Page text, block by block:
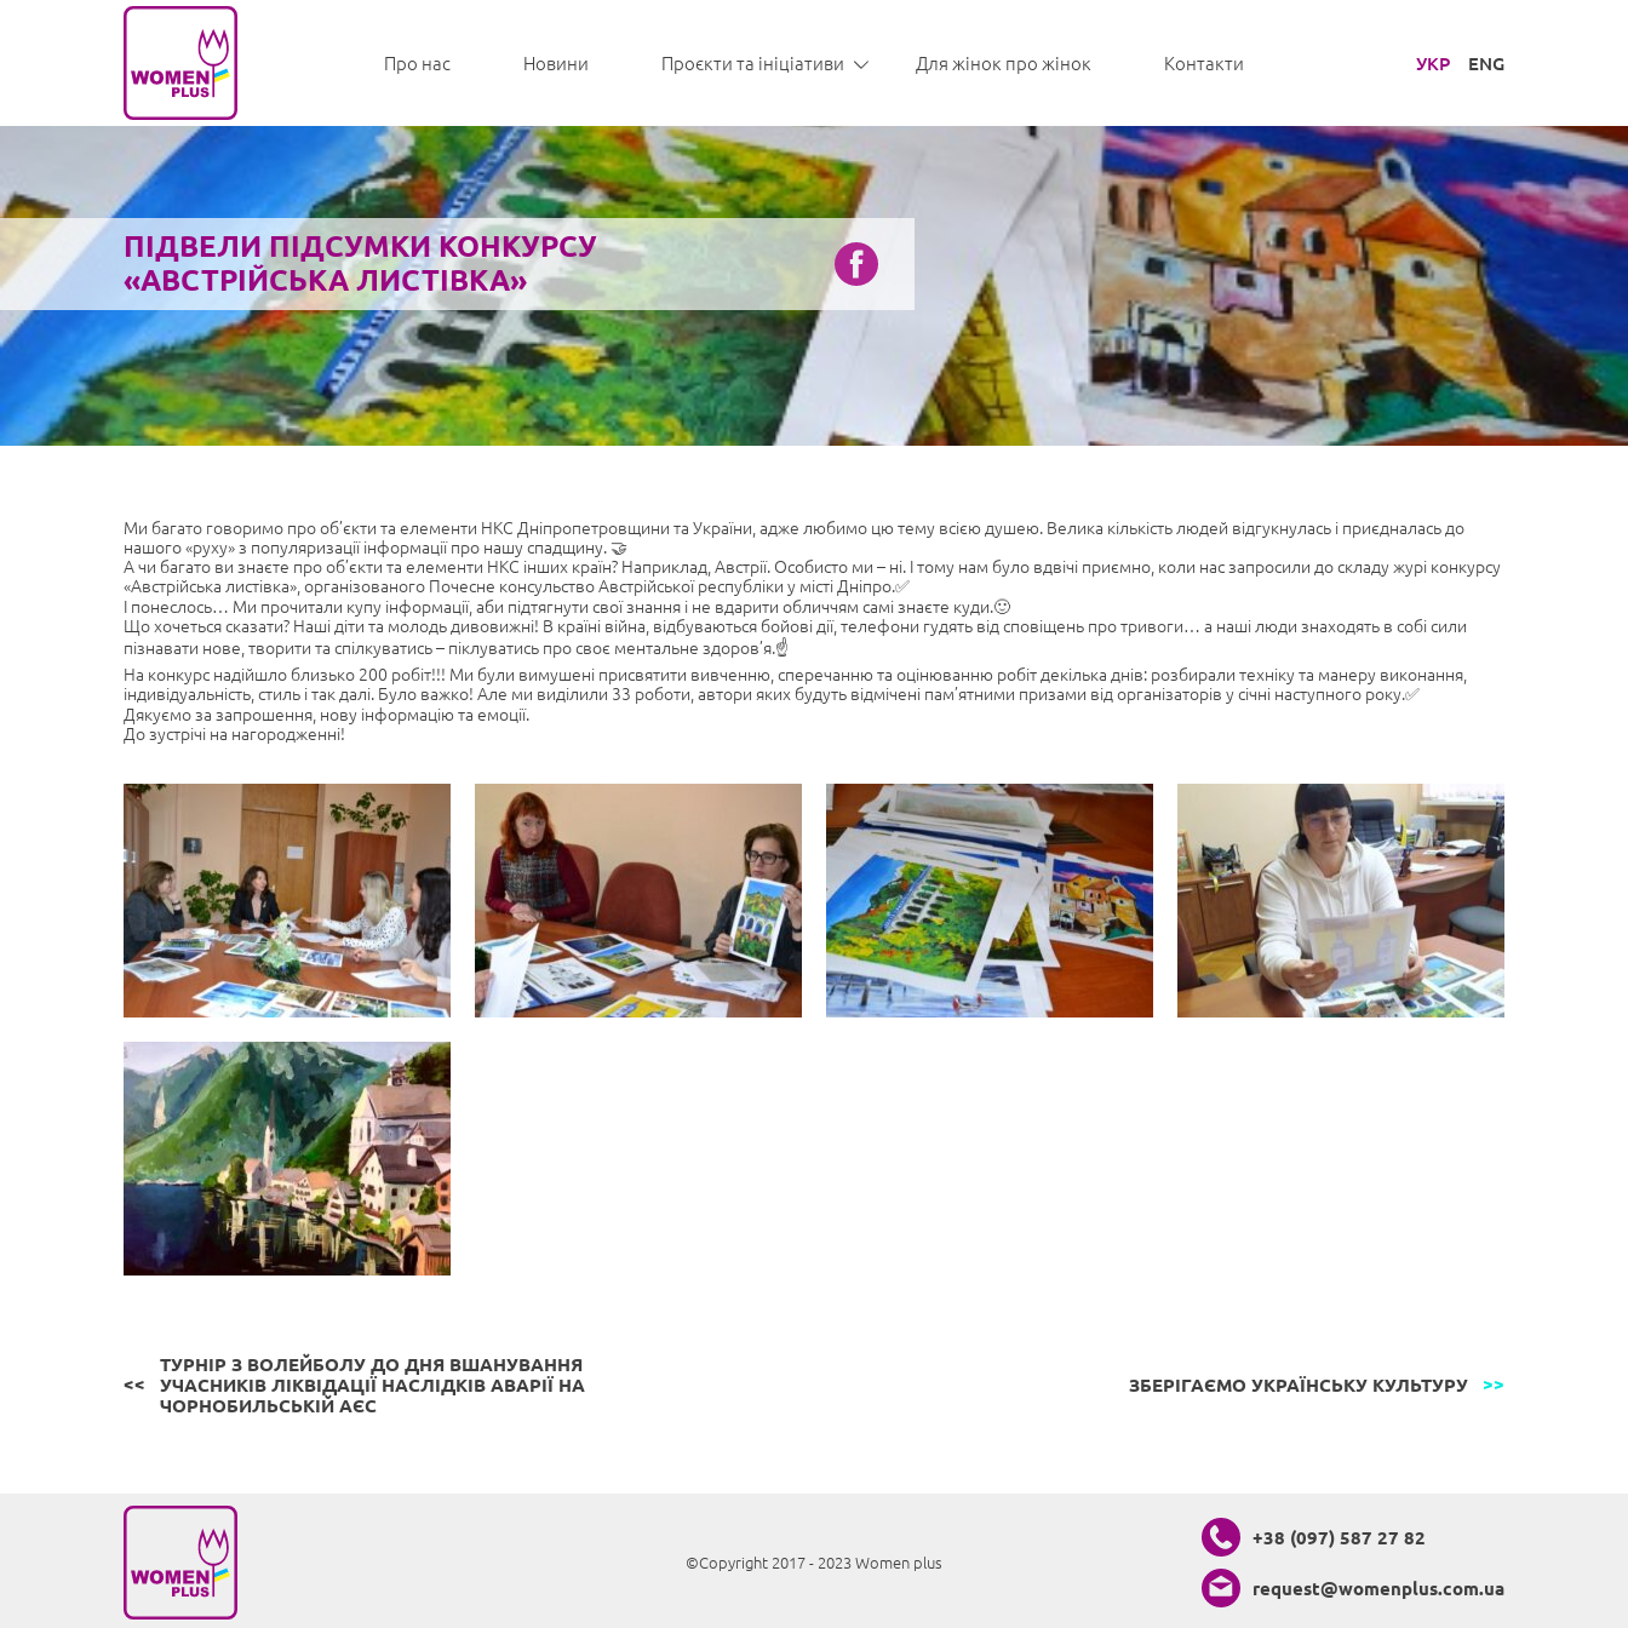
ПІДВЕЛИ ПІДСУМКИ КОНКУРСУ
«АВСТРІЙСЬКА ЛИСТІВКА»
Ми багато говоримо про об’єкти та елементи НКС Дніпропетровщини та України, адже любимо цю тему всією душею. Велика кількість людей відгукнулась і приєдналась до
нашого «руху» з популяризації інформації про нашу спадщину. 🤝
А чи багато ви знаєте про об’єкти та елементи НКС інших країн? Наприклад, Австрії. Особисто ми – ні. І тому нам було вдвічі приємно, коли нас запросили до складу журі конкурсу
«Австрійська листівка», організованого Почесне консульство Австрійської республіки у місті Дніпро.✅
І понеслось… Ми прочитали купу інформації, аби підтягнути свої знання і не вдарити обличчям самі знаєте куди.🙂
Що хочеться сказати? Наші діти та молодь дивовижні! В країні війна, відбуваються бойові дії, телефони гудять від сповіщень про тривоги… а наші люди знаходять в собі сили
пізнавати нове, творити та спілкуватись – піклуватись про своє ментальне здоров’я.☝
На конкурс надійшло близько 200 робіт!!! Ми були вимушені присвятити вивченню, сперечанню та оцінюванню робіт декілька днів: розбирали техніку та манеру виконання,
індивідуальність, стиль і так далі. Було важко! Але ми виділили 33 роботи, автори яких будуть відмічені пам’ятними призами від організаторів у січні наступного року.✅
Дякуємо за запрошення, нову інформацію та емоції.
До зустрічі на нагородженні!
ТУРНІР З ВОЛЕЙБОЛУ ДО ДНЯ ВШАНУВАННЯ
УЧАСНИКІВ ЛІКВІДАЦІЇ НАСЛІДКІВ АВАРІЇ НА
ЧОРНОБИЛЬСЬКІЙ АЄС
ЗБЕРІГАЄМО УКРАЇНСЬКУ КУЛЬТУРУ
©Copyright 2017 - 2023 Women plus
+38 (097) 587 27 82
request@womenplus.com.ua
Про нас Новини Проєкти та ініціативи Для жінок про жінок Контакти УКР ENG